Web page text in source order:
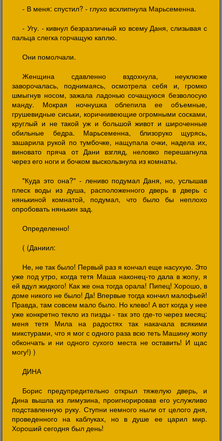
- В меня: спустил? - глухо всхлипнула Марьсеменна.
- Угу. - кивнул безразличный ко всему Даня, слизывая с
пальца слегка горчащую каплю.
Они помолчали.
Женщина сдавленно вздохнула, неуклюже
заворочалась, поднимаясь, осмотрела себя и, громко
шмыгнув носом, зажала ладонью сочащуюся безволосую
манду. Мокрая ночнушка облепила ее объемные,
грушевидные сиськи, коричнивеющие огромными сосками,
круглый и не такой уж и большой живот и широченные
обильные бедра. Марьсеменна, близоруко щурясь,
зашарила рукой по тумбочке, нащупала очки, надела их,
виновато пряча от Дани взгляд, неловко перешагнула
через его ноги и бочком выскользнула из комнаты.
"Куда это она?" - лениво подумал Даня, но, услышав
плеск воды из душа, расположенного дверь в дверь с
нянькиной комнатой, подумал, что было бы неплохо
опробовать нянькин зад.
Определенно!
( (Даниил:
Не, не так было! Первый раз я кончал еще насухую. Это
уже под утро, когда тетя Маша наконец-то дала в жопу, я
ей вдул жидкого! Как же она тогда орала! Пипец! Хорошо, в
доме никого не было! Да! Впервые тогда кончил малофьей!
Правда, там совсем мало было. Но клево! А вот когда у нее
уже конкретно текло из пизды - так это где-то через месяц:
меня тетя Мила на радостях так накачала всякими
микстурами, что я мог с одного раза всю теть Машину жопу
обкончать и ни одного сухого места не оставить! И щас
могу!) )
ДИНА
Борис предупредительно открыл тяжелую дверь, и
Дина вышла из лимузина, проигнорировав его услужливо
подставленную руку. Ступни немного ныли от целого дня,
проведенного на каблуках, но в душе ее царил мир.
Хороший сегодня был день!